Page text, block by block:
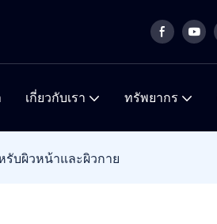
เกี่ยวกับเรา ทรัพยากร
รับผิวหน้าและผิวกาย